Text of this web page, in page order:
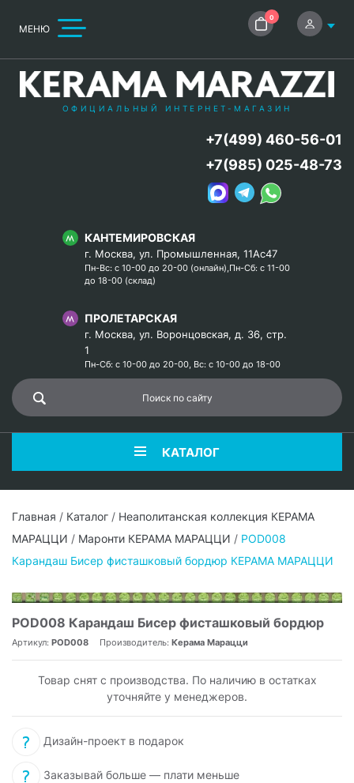
МЕНЮ
0
ОФИЦИАЛЬНЫЙ ИНТЕРНЕТ-МАГАЗИН
КАНТЕМИРОВСКАЯ
г. Москва, ул. Промышленная, 11Ас47
Пн-Вс: с 10-00 до 20-00 (онлайн),Пн-Сб: с 11-00
до 18-00 (склад)
ПРОЛЕТАРСКАЯ
г. Москва, ул. Воронцовская, д. 36, стр.
1
Пн-Сб: с 10-00 до 20-00, Вс: с 10-00 до 18-00
+7(499) 460-56-01
+7(985) 025-48-73
КАТАЛОГ
Главная / Каталог / Неаполитанская коллекция КЕРАМА
МАРАЦЦИ / Маронти КЕРАМА МАРАЦЦИ / POD008
Карандаш Бисер фисташковый бордюр КЕРАМА МАРАЦЦИ
POD008 Карандаш Бисер фисташковый бордюр
Артикул: POD008 Производитель: Керама Марацци
Товар снят с производства. По наличию в остатках
уточняйте у менеджеров.
Дизайн-проект в подарок
Заказывай больше — плати меньше